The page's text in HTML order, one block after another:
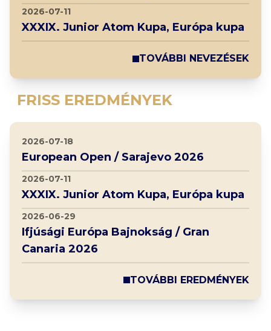
FRISS EREDMÉNYEK
2026-07-11
XXXIX. Junior Atom Kupa, Európa kupa
TOVÁBBI NEVEZÉSEK
2026-07-18
European Open / Sarajevo 2026
2026-07-11
XXXIX. Junior Atom Kupa, Európa kupa
2026-06-29
Ifjúsági Európa Bajnokság / Gran
Canaria 2026
TOVÁBBI EREDMÉNYEK